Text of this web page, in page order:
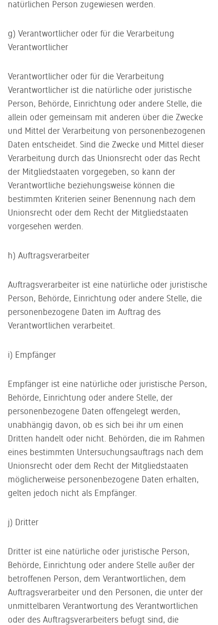
natürlichen Person zugewiesen werden.
g) Verantwortlicher oder für die Verarbeitung
Verantwortlicher
Verantwortlicher oder für die Verarbeitung
Verantwortlicher ist die natürliche oder juristische
Person, Behörde, Einrichtung oder andere Stelle, die
allein oder gemeinsam mit anderen über die Zwecke
und Mittel der Verarbeitung von personenbezogenen
Daten entscheidet. Sind die Zwecke und Mittel dieser
Verarbeitung durch das Unionsrecht oder das Recht
der Mitgliedstaaten vorgegeben, so kann der
Verantwortliche beziehungsweise können die
bestimmten Kriterien seiner Benennung nach dem
Unionsrecht oder dem Recht der Mitgliedstaaten
vorgesehen werden.
h) Auftragsverarbeiter
Auftragsverarbeiter ist eine natürliche oder juristische
Person, Behörde, Einrichtung oder andere Stelle, die
personenbezogene Daten im Auftrag des
Verantwortlichen verarbeitet.
i) Empfänger
Empfänger ist eine natürliche oder juristische Person,
Behörde, Einrichtung oder andere Stelle, der
personenbezogene Daten offengelegt werden,
unabhängig davon, ob es sich bei ihr um einen
Dritten handelt oder nicht. Behörden, die im Rahmen
eines bestimmten Untersuchungsauftrags nach dem
Unionsrecht oder dem Recht der Mitgliedstaaten
möglicherweise personenbezogene Daten erhalten,
gelten jedoch nicht als Empfänger.
j) Dritter
Dritter ist eine natürliche oder juristische Person,
Behörde, Einrichtung oder andere Stelle außer der
betroffenen Person, dem Verantwortlichen, dem
Auftragsverarbeiter und den Personen, die unter der
unmittelbaren Verantwortung des Verantwortlichen
oder des Auftragsverarbeiters befugt sind, die